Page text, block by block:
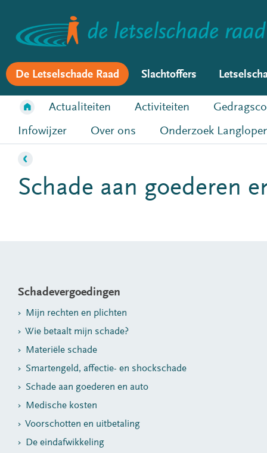
De Letselschade Raad Slachtoffers
Actualiteiten Activiteiten
Infowijzer
Over ons Onderzoek
Schade aan goederen
Schadevergoedingen
Mijn rechten en plichten
Wie betaalt mijn schade?
Materiële schade
Smartengeld, affectie- en shockschade
Schade aan goederen en auto
Medische kosten
Voorschotten en uitbetaling
De eindafwikkeling